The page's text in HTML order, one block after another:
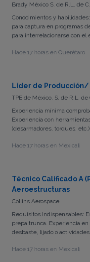
Brady México S. de R.L. de
Conocimientos y
para captura en programas
para interrelacionarse con el
demostradas de liderazgo,
paqueteria Microsoft
interpretacion de planos
manufactura. Manejo de
en procesos de producción
Hace 17 horas en Querétaro
Líder de
TPE de México, S. de R.L. de
Experiencia mínima
Experiencia con
(desarmadores, torques,
medición (vernier, gauges,
Hace 17 horas en Mexicali
Técnico Calificado A
Aeroestructuras
Collins Aerospace
Requisitos Indispensables:
prepa trunca. Experiencia
desbaste, lijado o
en seguimiento de
Hace 17 horas en Mexicali